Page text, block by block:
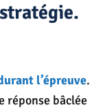
l’épreuve.
réponse bâclée